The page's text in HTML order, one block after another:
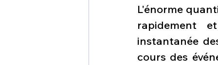
L'énorme
rapidement
instantanée
cours des